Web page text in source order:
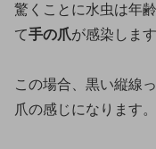
驚くことに水虫は年
て手の爪が感染します
この場合、黒い縦線
爪の感じになります。